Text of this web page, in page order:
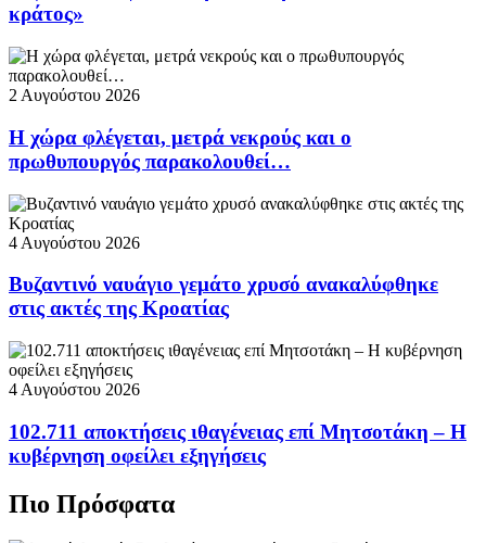
κράτος»
2 Αυγούστου 2026
Η χώρα φλέγεται, μετρά νεκρούς και ο
πρωθυπουργός παρακολουθεί…
4 Αυγούστου 2026
Βυζαντινό ναυάγιο γεμάτο χρυσό ανακαλύφθηκε
στις ακτές της Κροατίας
4 Αυγούστου 2026
102.711 αποκτήσεις ιθαγένειας επί Μητσοτάκη – Η
κυβέρνηση οφείλει εξηγήσεις
Πιο Πρόσφατα